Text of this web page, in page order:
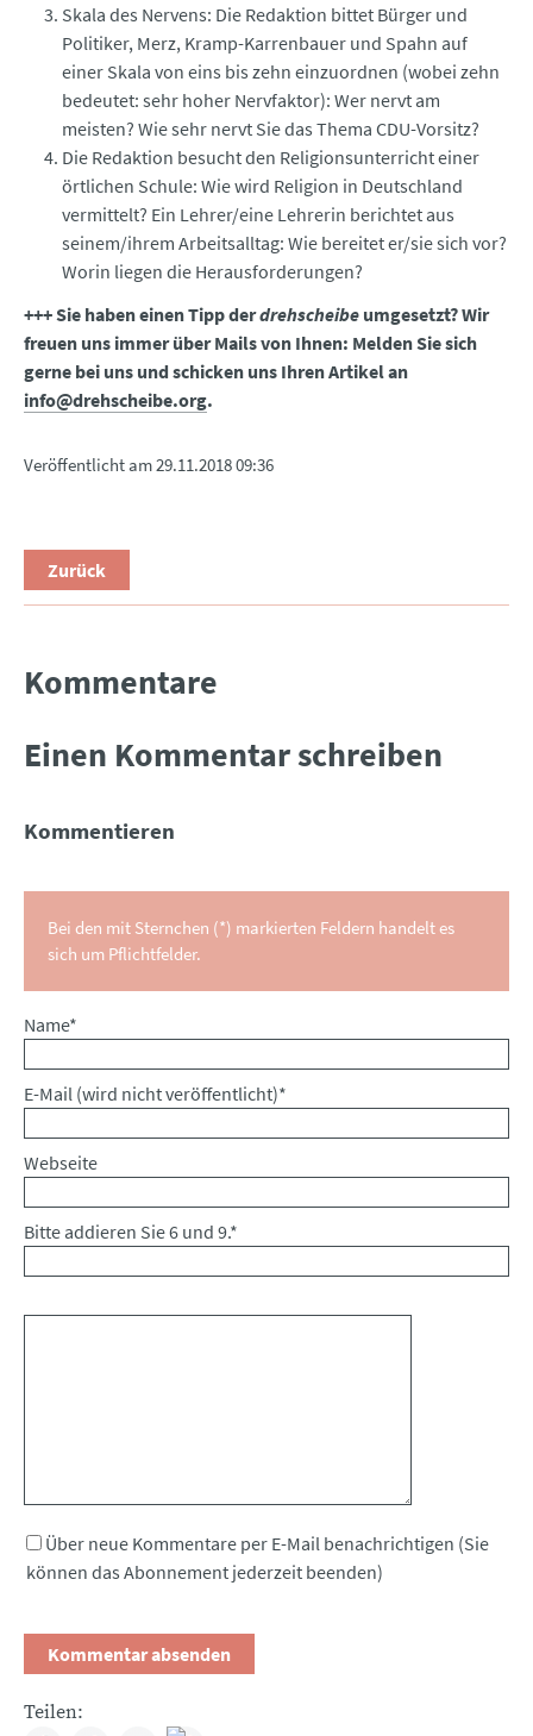
Skala des Nervens: Die Redaktion bittet Bürger und
Politiker, Merz, Kramp-Karrenbauer und Spahn auf
einer Skala von eins bis zehn einzuordnen (wobei zehn
bedeutet: sehr hoher Nervfaktor): Wer nervt am
meisten? Wie sehr nervt Sie das Thema CDU-Vorsitz?
Die Redaktion besucht den Religionsunterricht einer
örtlichen Schule: Wie wird Religion in Deutschland
vermittelt? Ein Lehrer/eine Lehrerin berichtet aus
seinem/ihrem Arbeitsalltag: Wie bereitet er/sie sich vor?
Worin liegen die Herausforderungen?
+++ Sie haben einen Tipp derdrehscheibe umgesetzt? Wir
freuen uns immer über Mails von Ihnen: Melden Sie sich
gerne bei uns und schicken uns Ihren Artikel an
info@drehscheibe.org.
Veröffentlicht am29.11.2018 09:36
Zurück
Kommentare
Einen Kommentar schreiben
Kommentieren
Bei den mit Sternchen (*) markierten Feldern handelt es
sich um Pflichtfelder.
Pflichtfeld
Name*
Pflichtfeld
E-Mail (wird nicht veröffentlicht)*
Webseite
Bitte addieren Sie 6 und 9.*
Über neue Kommentare per E-Mail benachrichtigen (Sie
können das Abonnement jederzeit beenden)
Teilen: